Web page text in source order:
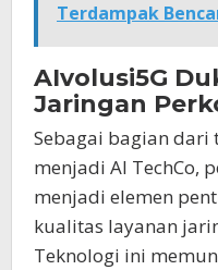
Terdampak
AIvolusi5G
Jaringan
Sebagai bagian
menjadi AI TechCo,
menjadi elemen
kualitas layanan
Teknologi ini